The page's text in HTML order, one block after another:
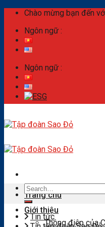
Skip
content
Chào mừng bạn đến
Ngôn ngữ :
Ngôn ngữ :
Trang chủ
Giới thiệu
Thông điệp của
Search
for:
Tin tức